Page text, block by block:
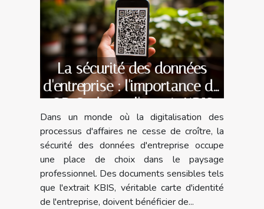
La sécurité des données
d'entreprise : l'importance du
QR Code sur l'extrait KBIS
Dans un monde où la digitalisation des
processus d'affaires ne cesse de croître, la
sécurité des données d'entreprise occupe
une place de choix dans le paysage
professionnel. Des documents sensibles tels
que l'extrait KBIS, véritable carte d'identité
de l'entreprise, doivent bénéficier de...